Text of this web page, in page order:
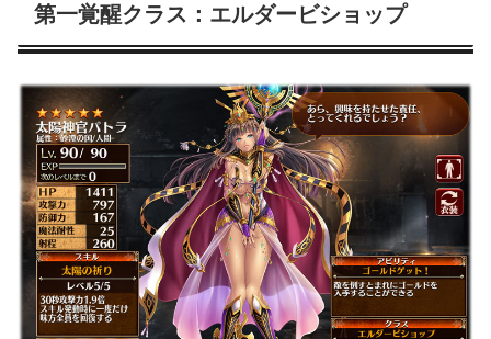
第一覚醒クラス：エルダービショップ